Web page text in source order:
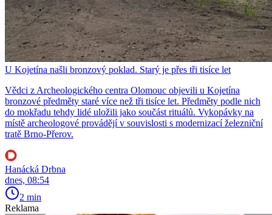
U Kojetína našli bronzový poklad. Starý je přes tři tisíce let
Vědci z Archeologického centra Olomouc objevili u Kojetína
bronzové předměty staré více než tři tisíce let. Předměty podle nich
do mokřadu tehdy lidé uložili jako součást rituálů. Vykopávky na
místě archeologové provádějí v souvislosti s modernizací železniční
tratě Brno-Přerov.
Hanácká Drbna
dnes, 08:54
2 min
Reklama